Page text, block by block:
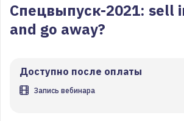
Спецвыпуск-2021: sell
and go away?
Доступно после оплаты
Запись вебинара